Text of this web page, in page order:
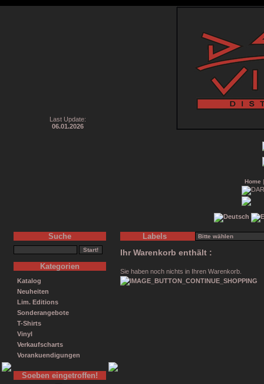
Last Update:
06.01.2026
Home
Suche
Kategorien
Katalog
Neuheiten
Lim. Editions
Sonderangebote
T-Shirts
Vinyl
Verkaufscharts
Vorankuendigungen
Soeben eingetroffen!
Labels
Ihr Warenkorb enthält :
Sie haben noch nichts in Ihren Warenkorb.